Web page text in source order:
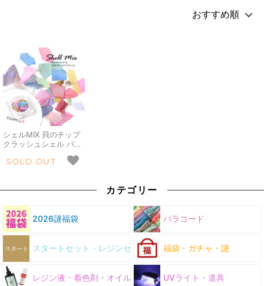
シェルMIX 貝のチップ
クラッシュシェル パス
テル レジン封入 ネイル
パーツ ネイル用品 デコ
クラフト マリン
SOLD OUT
カテゴリー
2026謎福袋 パラコード
スタートセット・レジンセット 福袋・ガチャ・謎
レジン液・着色剤・オイル UVライト・道具